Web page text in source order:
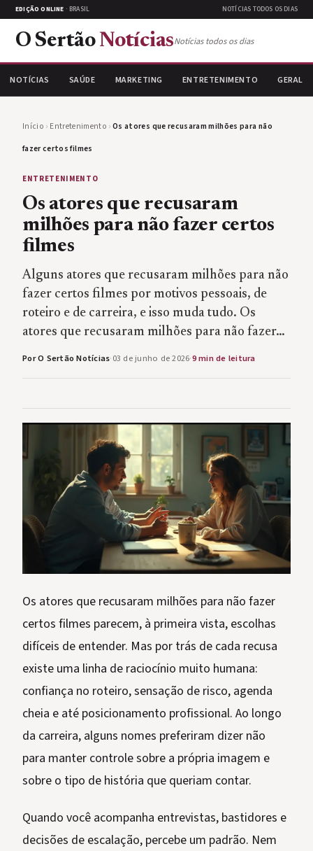
EDIÇÃO ONLINE · BRASIL NOTÍCIAS TODOS OS DIAS
O Sertão NotíciasNotícias todos os dias
NOTÍCIAS SAÚDE MARKETING ENTRETENIMENTO GERAL
Início › Entretenimento ›Os atores que recusaram milhões para não
fazer certos filmes
ENTRETENIMENTO
Os atores que recusaram
milhões para não fazer certos
filmes
Alguns atores que recusaram milhões para não
fazer certos filmes por motivos pessoais, de
roteiro e de carreira, e isso muda tudo. Os
atores que recusaram milhões para não fazer…
Por O Sertão Notícias·03 de junho de 2026·9 min de leitura
Os atores que recusaram milhões para não fazer
certos filmes parecem, à primeira vista, escolhas
difíceis de entender. Mas por trás de cada recusa
existe uma linha de raciocínio muito humana:
confiança no roteiro, sensação de risco, agenda
cheia e até posicionamento profissional. Ao longo
da carreira, alguns nomes preferiram dizer não
para manter controle sobre a própria imagem e
sobre o tipo de história que queriam contar.
Quando você acompanha entrevistas, bastidores e
decisões de escalação, percebe um padrão. Nem